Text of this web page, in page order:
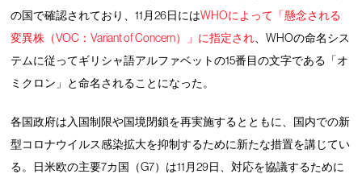
の国で確認されており、11月26日にはWHOによって「懸念される
変異株（VOC：Variant of Concern）」に指定され 、WHOの命名シス
テムに従ってギリシャ語アルファベットの15番目の文字である「オ
ミクロン」と命名されることになった。
各国政府は入国制限や国境閉鎖を再実施するとともに、国内での新
型コロナウイルス感染拡大を抑制するために新たな措置を講じてい
る。日米欧の主要7カ国（G7）は11月29日、対応を協議するために